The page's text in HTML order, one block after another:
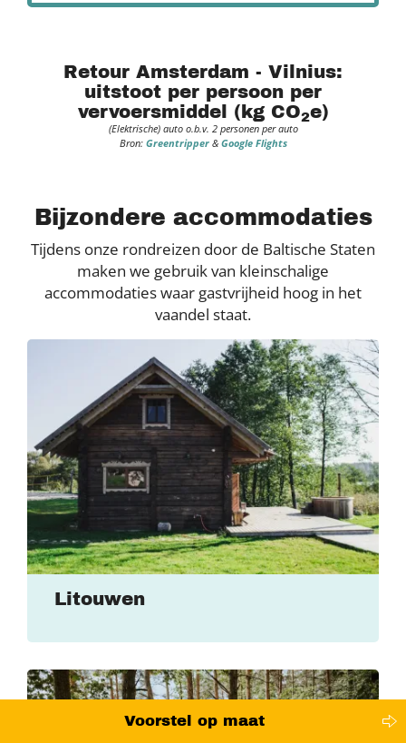
Retour Amsterdam - Vilnius:
uitstoot per persoon per
vervoersmiddel (kg CO2e)
(Elektrische) auto o.b.v. 2 personen per auto
Bron: Greentripper& Google Flights
Bijzondere accommodaties
Tijdens onze rondreizen door de Baltische Staten
maken we gebruik van kleinschalige
accommodaties waar gastvrijheid hoog in het
vaandel staat.
Litouwen
Voorstel op maat